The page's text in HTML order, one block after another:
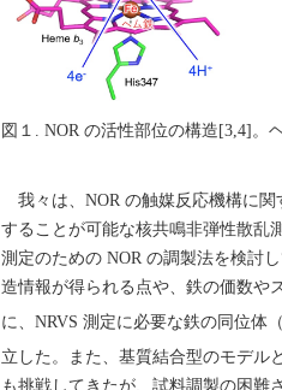
図１. NOR の活性部位の構造[3,4]。
我々は、NOR の触媒反応機構に関
することが可能な核共鳴非弾性散乱
測定のための NOR の調製法を検討
造情報が得られる点や、鉄の価数や
に、NRVS 測定に必要な鉄の同位体（
立した。また、基質結合型のモデル
も挑戦してきたが、試料調製の困難